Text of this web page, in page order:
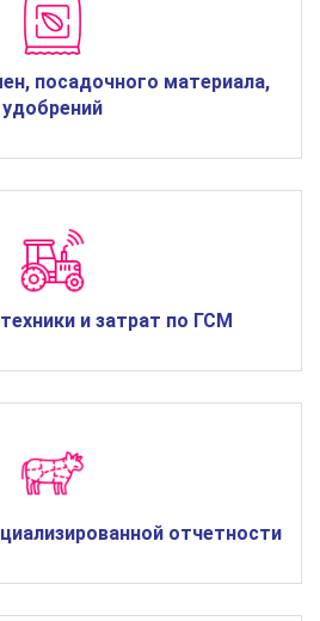
посадочного материала,
удобрений
и затрат по ГСМ
отчетности